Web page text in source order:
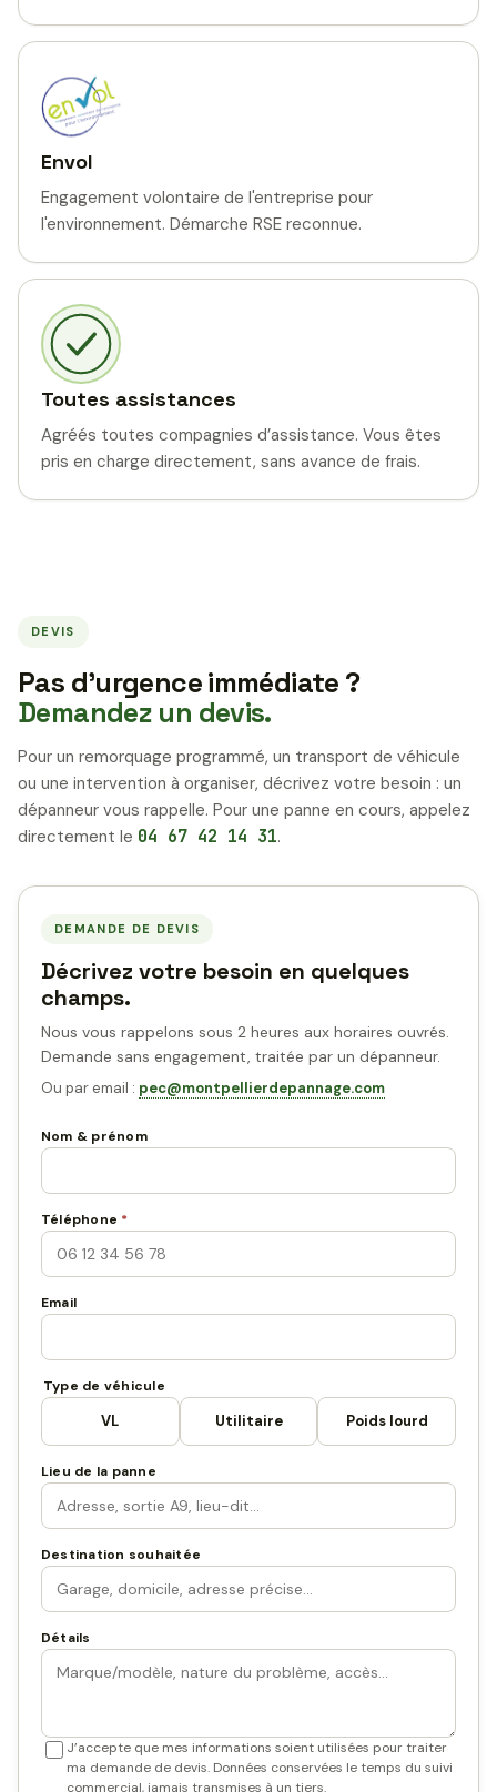
Envol
Engagement volontaire de l'entreprise pour
l'environnement. Démarche RSE reconnue.
Toutes assistances
Agréés toutes compagnies d’assistance. Vous êtes
pris en charge directement, sans avance de frais.
DEVIS
Pas d’urgence immédiate ?
Demandez un devis.
Pour un remorquage programmé, un transport de véhicule
ou une intervention à organiser, décrivez votre besoin : un
dépanneur vous rappelle. Pour une panne en cours, appelez
directement le 04 67 42 14 31.
DEMANDE DE DEVIS
Décrivez votre besoin en quelques
champs.
Nous vous rappelons sous 2 heures aux horaires ouvrés.
Demande sans engagement, traitée par un dépanneur.
Ou par email : pec@montpellierdepannage.com
Nom & prénom
Téléphone *
Email
Type de véhicule
VL Utilitaire Poids lourd
Lieu de la panne
Destination souhaitée
Détails
J’accepte que mes informations soient utilisées pour traiter
ma demande de devis. Données conservées le temps du suivi
commercial, jamais transmises à un tiers.